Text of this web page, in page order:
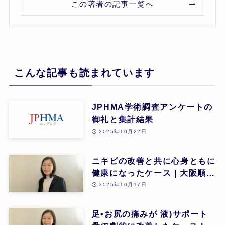
この著者の記事一覧へ
こんな記事も読まれています
JPHMA学術調査アンケートの
御礼と集計結果
2025年10月22日
ニキビの改善と共に心身ともに
健康になったケース | 大阪順子
| 第26回
2025年10月17日
足•お尻の痛みが 液)サポート